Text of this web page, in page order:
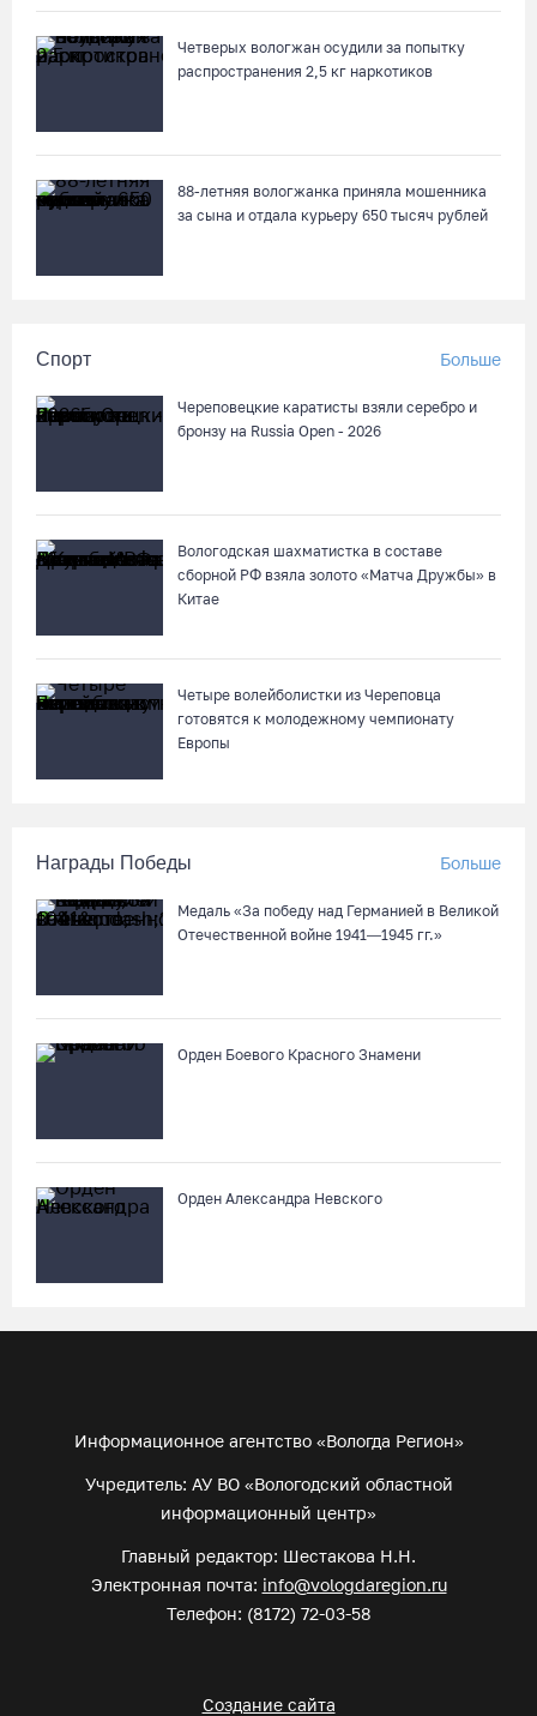
Четверых вологжан осудили за попытку
распространения 2,5 кг наркотиков
88-летняя вологжанка приняла мошенника
за сына и отдала курьеру 650 тысяч рублей
Спорт Больше
Череповецкие каратисты взяли серебро и
бронзу на Russia Open - 2026
Вологодская шахматистка в составе
сборной РФ взяла золото «Матча Дружбы» в
Китае
Четыре волейболистки из Череповца
готовятся к молодежному чемпионату
Европы
Награды Победы Больше
Медаль «За победу над Германией в Великой
Отечественной войне 1941—1945 гг.»
Орден Боевого Красного Знамени
Орден Александра Невского
Информационное агентство «Вологда Регион»
Учредитель: АУ ВО «Вологодский областной
информационный центр»
Главный редактор: Шестакова Н.Н.
Электронная почта: info@vologdaregion.ru
Телефон: (8172) 72-03-58
Создание сайта